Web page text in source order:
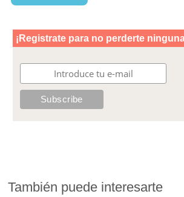
También puede interesarte